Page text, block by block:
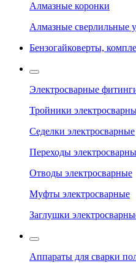
Алмазные коронки
Алмазные сверлильные
Бензогайковерты,
Электросварные
Тройники
Седелки электросварные
Переходы
Отводы электросварные
Муфты электросварные
Заглушки
Аппараты для сварки